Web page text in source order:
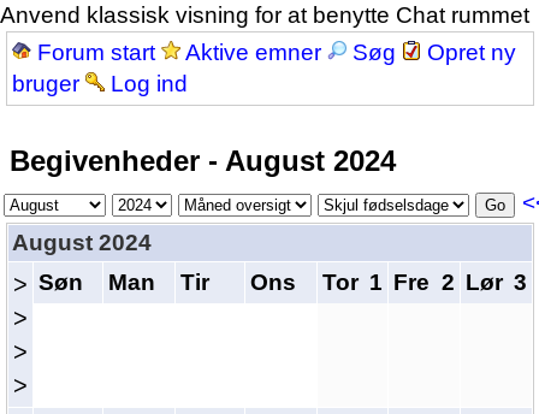
Anvend klassisk visning for at benytte Chat rummet
Forum start
Aktive emner Søg
Opret ny
bruger
Log ind
Begivenheder - August 2024
August 2024
>
>
>
>
Søn Man Tir Ons 1
Tor 2
Fre 3
Lør